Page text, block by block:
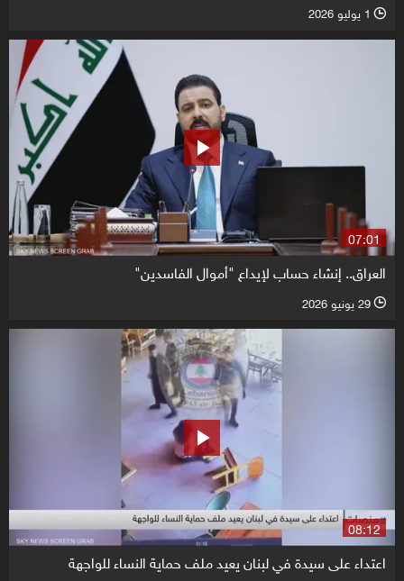
l 1 يوليو 2026
07:01
العراق.. إنشاء حساب لإيداع "أموال الفاسدين"
l 29 يونيو 2026
08:12
اعتداء على سيدة في لبنان يعيد ملف حماية النساء للواجهة